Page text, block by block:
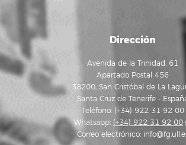
Dirección
Avenida de la Trinidad, 61
Apartado Postal 456
38200, San Cristóbal de La
Santa Cruz de Tenerife -
Teléfono: (+34) 922 31 92 00
Whatsapp: (+34) 922 31 92 00
Correo electrónico: